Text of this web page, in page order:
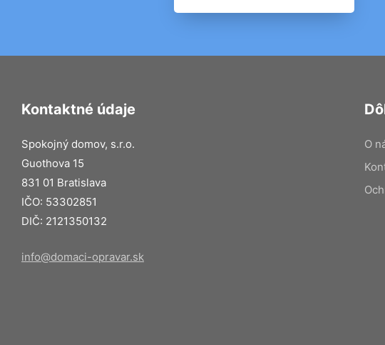
Kontaktné údaje
Spokojný domov, s.r.o.
Guothova 15
831 01 Bratislava
IČO: 53302851
DIČ: 2121350132
info@domaci-opravar.sk
O